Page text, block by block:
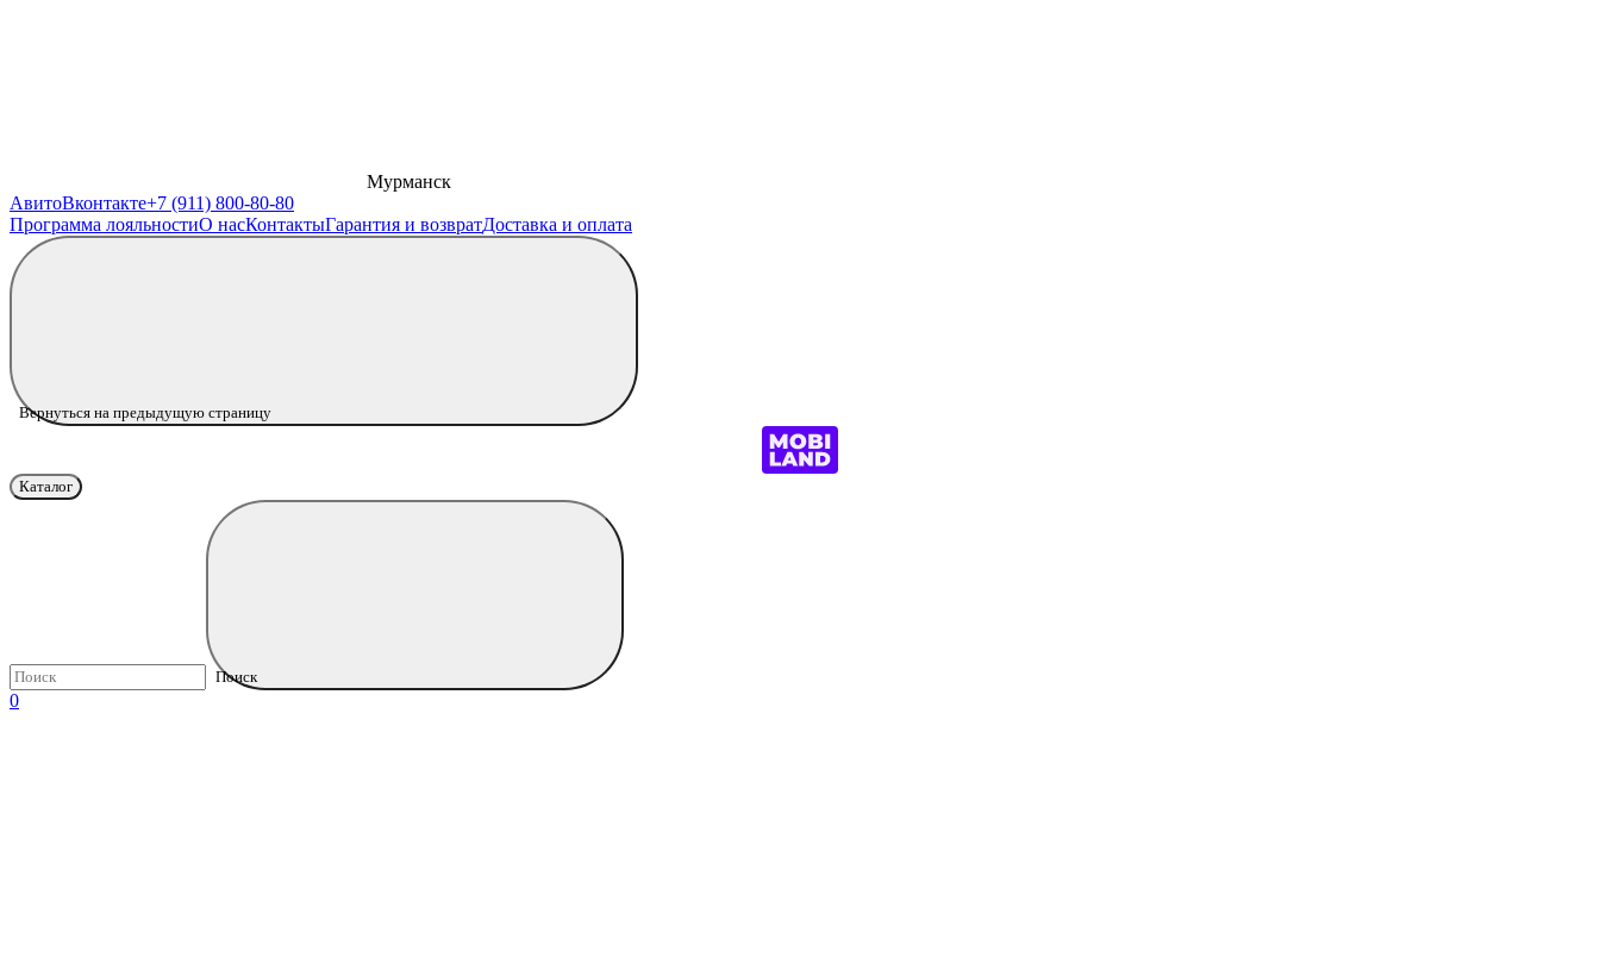
Мурманск
АвитоВконтакте+7 (911) 800-80-80
Программа лояльностиО насКонтактыГарантия и возвратДоставка и оплата
Вернуться на предыдущую страницу
Каталог
Поиск
0